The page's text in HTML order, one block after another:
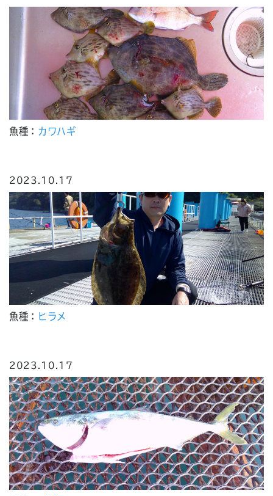
魚種： カワハギ
2023.10.17
魚種： ヒラメ
2023.10.17